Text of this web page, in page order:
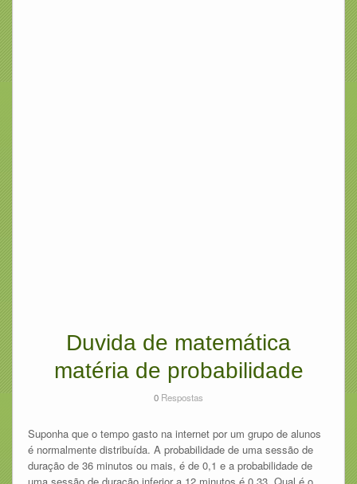
Duvida de matemática
matéria de probabilidade
0 Respostas
Suponha que o tempo gasto na internet por um grupo de alunos
é normalmente distribuída. A probabilidade de uma sessão de
duração de 36 minutos ou mais, é de 0,1 e a probabilidade de